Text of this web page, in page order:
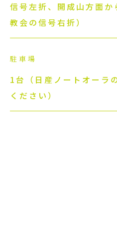
信号左折、開成山方面
教会の信号右折）
駐車場
1台（日産ノートオーラ
ください）